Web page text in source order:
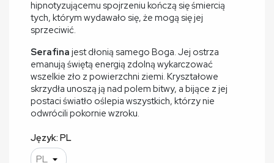
hipnotyzującemu spojrzeniu kończą się śmiercią
tych, którym wydawało się, że mogą się jej
sprzeciwić.
Serafina jest dłonią samego Boga. Jej ostrza
emanują świętą energią zdolną wykarczować
wszelkie zło z powierzchni ziemi. Kryształowe
skrzydła unoszą ją nad polem bitwy, a bijące z jej
postaci światło oślepia wszystkich, którzy nie
odwrócili pokornie wzroku.
Język: PL